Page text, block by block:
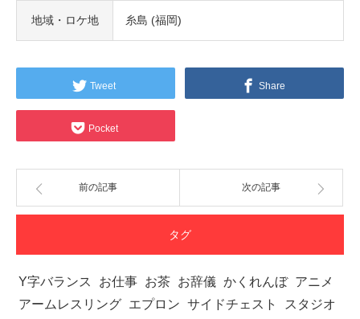
地域・ロケ地 糸島 (福岡)
Tweet Share
Pocket
前の記事 次の記事
タグ
Y字バランス お仕事 お茶 お辞儀 かくれんぼ アニメ
アームレスリング エプロン サイドチェスト
スタジオ